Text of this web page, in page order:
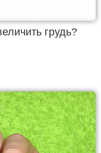
грудь?